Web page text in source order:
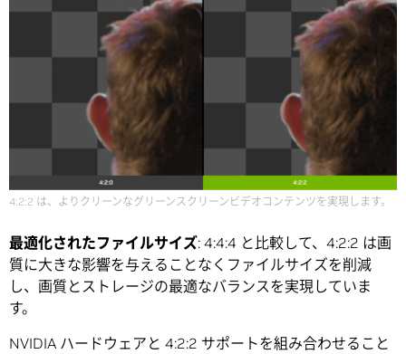
4:2:2 は、よりクリーンなグリーンスクリーンビデオコンテンツを実現します。
最適化されたファイルサイズ: 4:4:4 と比較して、4:2:2 は画
質に大きな影響を与えることなくファイルサイズを削減
し、画質とストレージの最適なバランスを実現していま
す。
NVIDIA ハードウェアと 4:2:2 サポートを組み合わせること